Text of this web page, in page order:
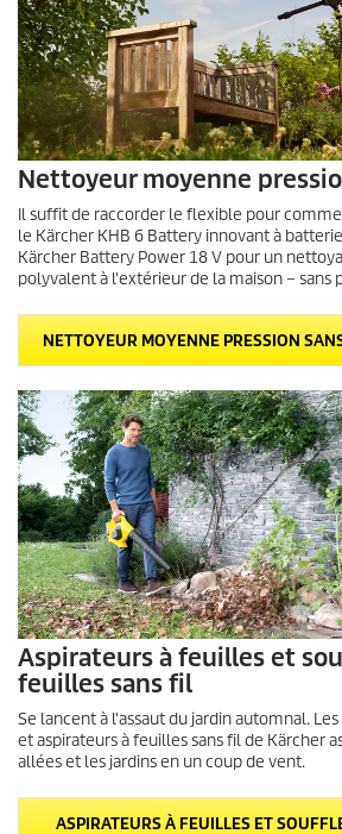
Nettoyeur moyenne
Il suffit de raccorder le flexible pour
le Kärcher KHB 6 Battery innovant à
Kärcher Battery Power 18 V pour un
polyvalent à l'extérieur de la maison – sans
NETTOYEUR MOYENNE PRESSION
Aspirateurs à feuilles et
feuilles sans fil
Se lancent à l'assaut du jardin automnal.
et aspirateurs à feuilles sans fil de Kärcher
allées et les jardins en un coup de vent.
ASPIRATEURS À FEUILLES ET